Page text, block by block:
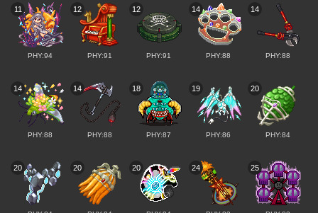
11
PHY:94
12
PHY:91
12
PHY:91
14
PHY:88
14
PHY:88
14
PHY:88
14
PHY:88
18
PHY:87
19
PHY:86
20
PHY:84
20 20 20 24 25